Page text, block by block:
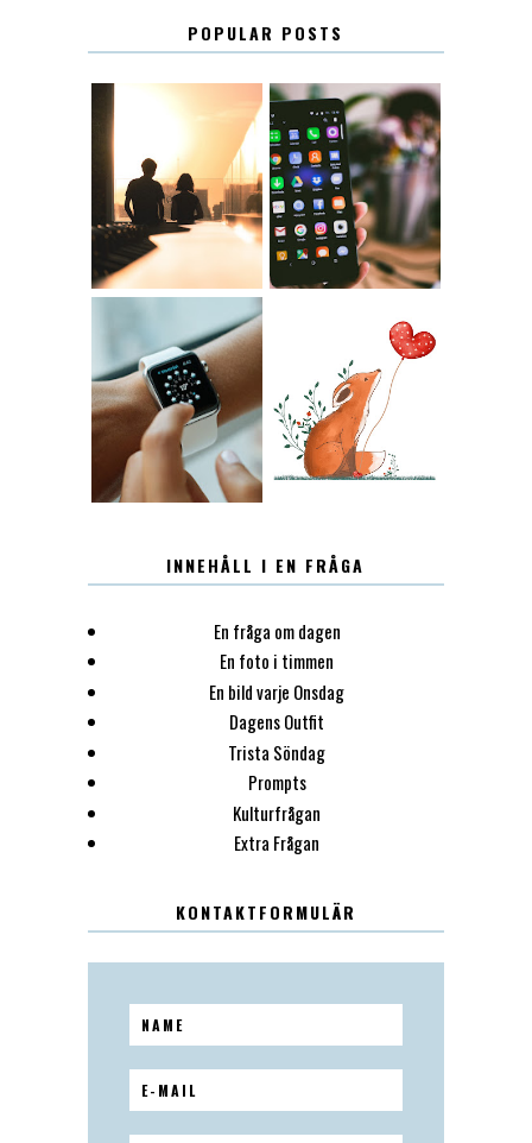
POPULAR POSTS
KONTAKT KONTAKTLISTA
12.30 LUGN
INNEHÅLL I EN FRÅGA
En fråga om dagen
En foto i timmen
En bild varje Onsdag
Dagens Outfit
Trista Söndag
Prompts
Kulturfrågan
Extra Frågan
KONTAKTFORMULÄR